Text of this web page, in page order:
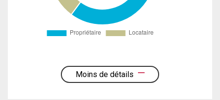
Moins de détails